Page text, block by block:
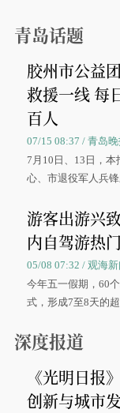
青岛话题
胶州市公益
救援一线 每
百人
07/15 08:37 / 青岛晚
7月10日、13日，
心、市退役军人兵
游客出游兴
内自驾游热
05/08 07:32 / 观海新
今年五一假期，60
式，形成7至8天的
深度报道
《光明日报
创新与城市